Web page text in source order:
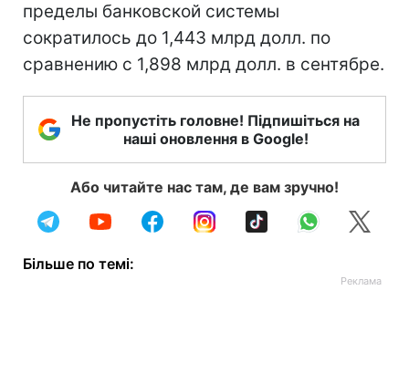
пределы банковской системы
сократилось до 1,443 млрд долл. по
сравнению с 1,898 млрд долл. в сентябре.
Не пропустіть головне! Підпишіться на
наші оновлення в Google!
Або читайте нас там, де вам зручно!
Більше по темі: